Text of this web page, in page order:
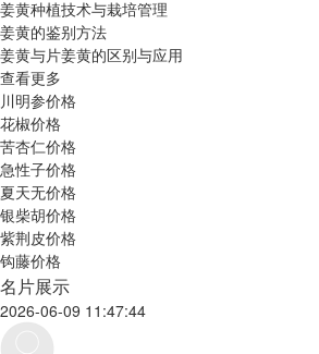
姜黄种植技术与栽培管理
姜黄的鉴别方法
姜黄与片姜黄的区别与应用
查看更多
川明参价格
花椒价格
苦杏仁价格
急性子价格
夏天无价格
银柴胡价格
紫荆皮价格
钩藤价格
名片展示
2026-06-09 11:47:44